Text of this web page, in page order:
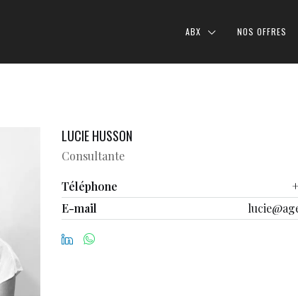
ABX NOS OFFRES
LUCIE HUSSON
Consultante
Téléphone
E-mail